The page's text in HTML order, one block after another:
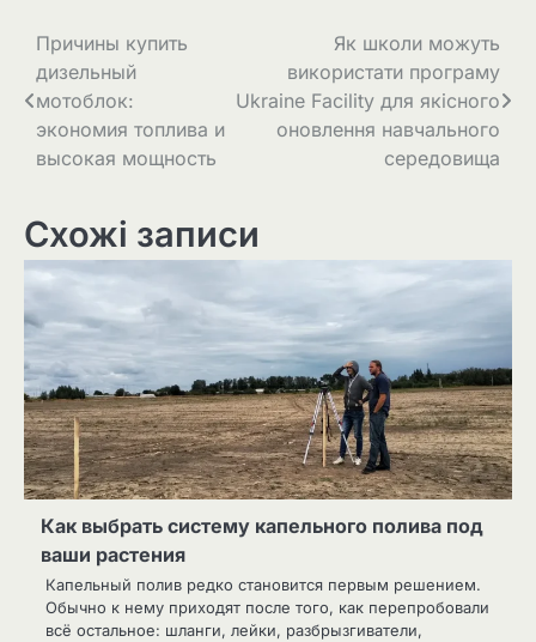
Навігація
записів
Причины купить
дизельный
мотоблок:
экономия топлива и
высокая мощность
Як школи можуть
використати програму
Ukraine Facility для якісного
оновлення навчального
середовища
Схожі записи
Как выбрать систему капельного полива под
ваши растения
Капельный полив редко становится первым решением.
Обычно к нему приходят после того, как перепробовали
всё остальное: шланги, лейки, разбрызгиватели,